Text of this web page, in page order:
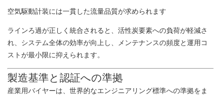
空気駆動計装には一貫した流量品質が求められます
ラインろ過が正しく統合されると、活性炭要素への負荷が軽減さ
れ、システム全体の効率が向上し、メンテナンスの頻度と運用コ
ストが最小限に抑えられます。
製造基準と認証への準拠
産業用バイヤーは、世界的なエンジニアリング標準への準拠をま